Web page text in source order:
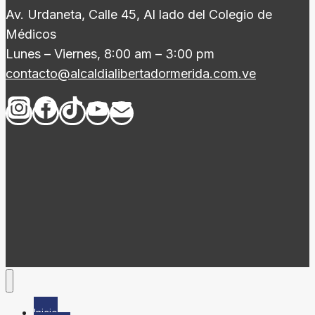
Av. Urdaneta, Calle 45, Al lado del Colegio de
Médicos
Lunes – Viernes, 8:00 am – 3:00 pm
contacto@alcaldialibertadormerida.com.ve